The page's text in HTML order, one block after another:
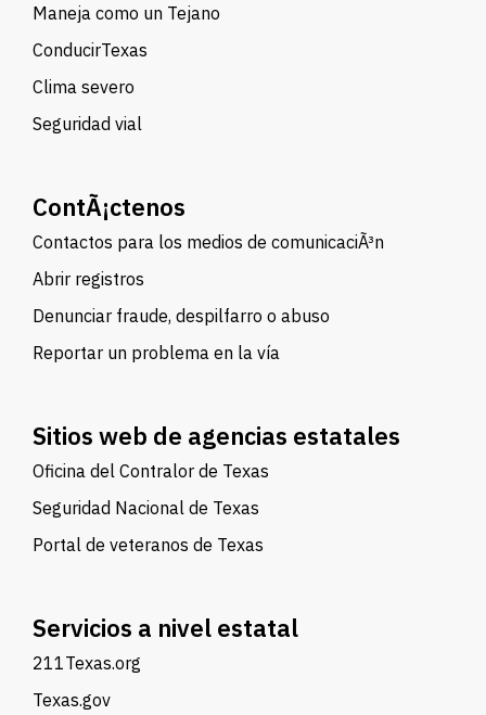
Maneja como un Tejano
ConducirTexas
Clima severo
Seguridad vial
ContÃ¡ctenos
Contactos para los medios de comunicaciÃ³n
Abrir registros
Denunciar fraude, despilfarro o abuso
Reportar un problema en la vía
Sitios web de agencias estatales
Oficina del Contralor de Texas
Seguridad Nacional de Texas
Portal de veteranos de Texas
Servicios a nivel estatal
211Texas.org
Texas.gov